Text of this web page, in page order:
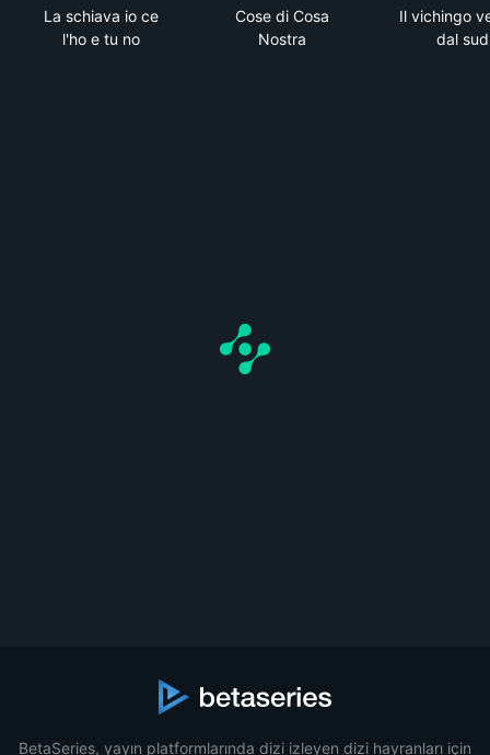
La schiava io ce
l'ho e tu no
Cose di Cosa
Nostra
Il vichingo
dal sud
BetaSeries, yayın platformlarında dizi izleyen dizi hayranları için